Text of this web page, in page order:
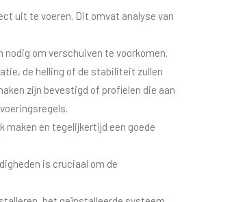
uit te voeren. Dit omvat analyse van
om verschuiven te voorkomen.
de helling of de stabiliteit zullen
zijn bevestigd of profielen die aan
en tegelijkertijd een goede
is cruciaal om de